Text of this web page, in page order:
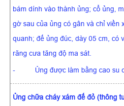
bám dính vào thành ủng; cổ ủng,
gờ sau của ủng có gân và chỉ viền
quanh; đế ủng đúc, dày 05 cm, có
răng cưa tăng độ ma sát.
- Ủng được làm bằng cao su
Ủng chữa cháy xám đế đỏ (thông